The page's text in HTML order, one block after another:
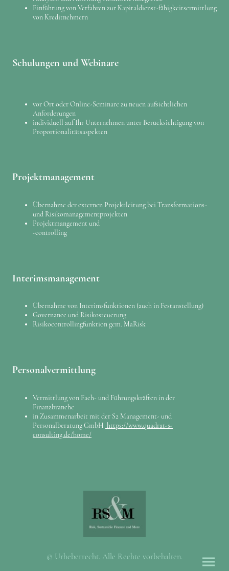
Einführung von Verfahren zur Kapitaldienst-fähigkeitsermittlung
von Kreditnehmern
Schulungen und Webinare
vor Ort oder Online-Seminare zu neuen aufsichtlichen
Anforderungen
individuell auf Ihr Unternehmen unter Berücksichtigung von
Proportionalitätsaspekten
Projektmanagement
Übernahme der externen Projektleitung bei Transformations-
und Risikomanagementprojekten
Projektmangement und
-controlling
Interimsmanagement
Übernahme von Interimsfunktionen (auch in Festanstellung)
Governance und Risikosteuerung
Risikocontrollingfunktion gem. MaRisk
Personalvermittlung
Vermittlung von Fach- und Führungskräften in der
Finanzbranche
in Zusammenarbeit mit der S2 Management- und
Personalberatung GmbH https://www.quadrat-s-
consulting.de/home/
© Urheberrecht. Alle Rechte vorbehalten.